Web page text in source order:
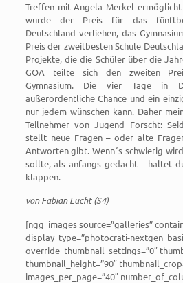
Treffen mit Angela Merkel
wurde der Preis für das
Deutschland verliehen, das
Preis der zweitbesten Schule
Projekte, die die Schüler über die
GOA teilte sich den zweiten
Gymnasium. Die vier Tage in
außerordentliche Chance und ein
nur jedem wünschen kann. Daher
Teilnehmer von Jugend Forscht:
stellt neue Fragen – oder alte
Antworten gibt. Wenn´s schwierig
sollte, als anfangs gedacht – haltet
klappen.
von Fabian Lucht (S4)
[ngg_images source=”galleries”
display_type=”photocrati-
override_thumbnail_settings=”0″
thumbnail_height=”90″
images_per_page=”40″